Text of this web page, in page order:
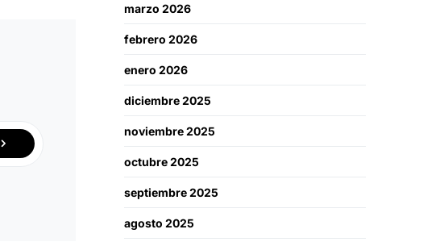
marzo 2026
febrero 2026
enero 2026
diciembre 2025
noviembre 2025
octubre 2025
septiembre 2025
agosto 2025